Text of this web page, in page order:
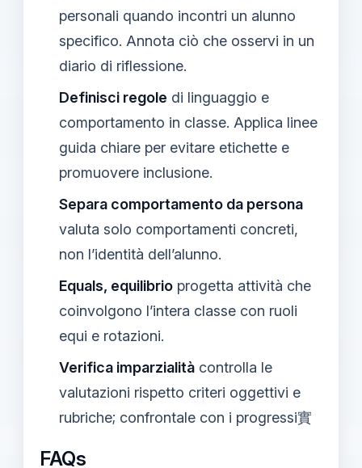
personali quando incontri un alunno
specifico. Annota ciò che osservi in un
diario di riflessione.
Definisci regole di linguaggio e
comportamento in classe. Applica linee
guida chiare per evitare etichette e
promuovere inclusione.
Separa comportamento da persona
valuta solo comportamenti concreti,
non l’identità dell’alunno.
Equals, equilibrio progetta attività che
coinvolgono l’intera classe con ruoli
equi e rotazioni.
Verifica imparzialità controlla le
valutazioni rispetto criteri oggettivi e
rubriche; confrontale con i progressi實
FAQs